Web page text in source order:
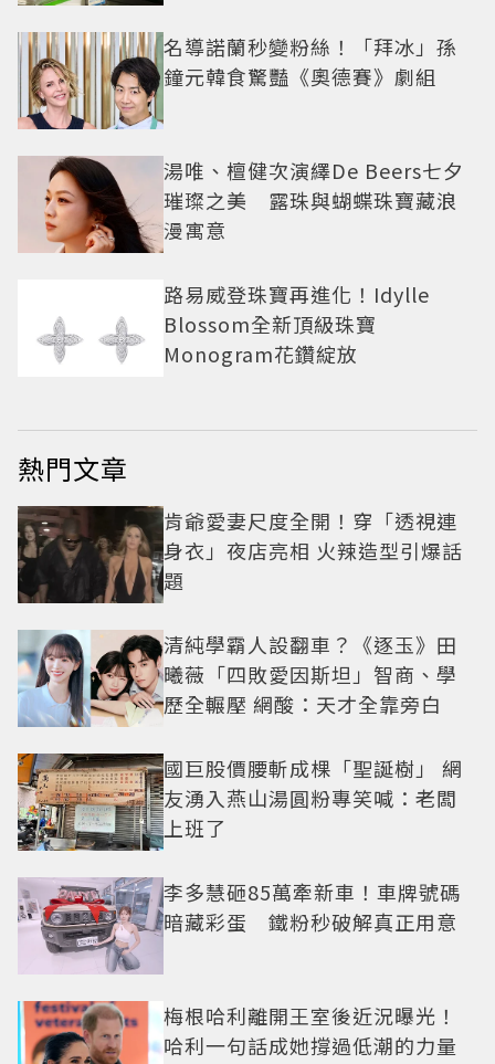
名導諾蘭秒變粉絲！「拜冰」孫
鐘元韓食驚豔《奧德賽》劇組
湯唯、檀健次演繹De Beers七夕
璀璨之美 露珠與蝴蝶珠寶藏浪
漫寓意
路易威登珠寶再進化！Idylle
Blossom全新頂級珠寶
Monogram花鑽綻放
熱門文章
肯爺愛妻尺度全開！穿「透視連
身衣」夜店亮相 火辣造型引爆話
題
清純學霸人設翻車？《逐玉》田
曦薇「四敗愛因斯坦」智商、學
歷全輾壓 網酸：天才全靠旁白
國巨股價腰斬成棵「聖誕樹」 網
友湧入燕山湯圓粉專笑喊：老闆
上班了
李多慧砸85萬牽新車！車牌號碼
暗藏彩蛋 鐵粉秒破解真正用意
梅根哈利離開王室後近況曝光！
哈利一句話成她撐過低潮的力量